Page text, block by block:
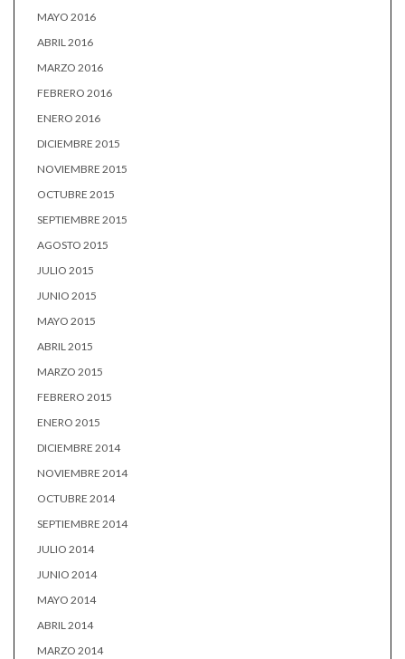
MAYO 2016
ABRIL 2016
MARZO 2016
FEBRERO 2016
ENERO 2016
DICIEMBRE 2015
NOVIEMBRE 2015
OCTUBRE 2015
SEPTIEMBRE 2015
AGOSTO 2015
JULIO 2015
JUNIO 2015
MAYO 2015
ABRIL 2015
MARZO 2015
FEBRERO 2015
ENERO 2015
DICIEMBRE 2014
NOVIEMBRE 2014
OCTUBRE 2014
SEPTIEMBRE 2014
JULIO 2014
JUNIO 2014
MAYO 2014
ABRIL 2014
MARZO 2014